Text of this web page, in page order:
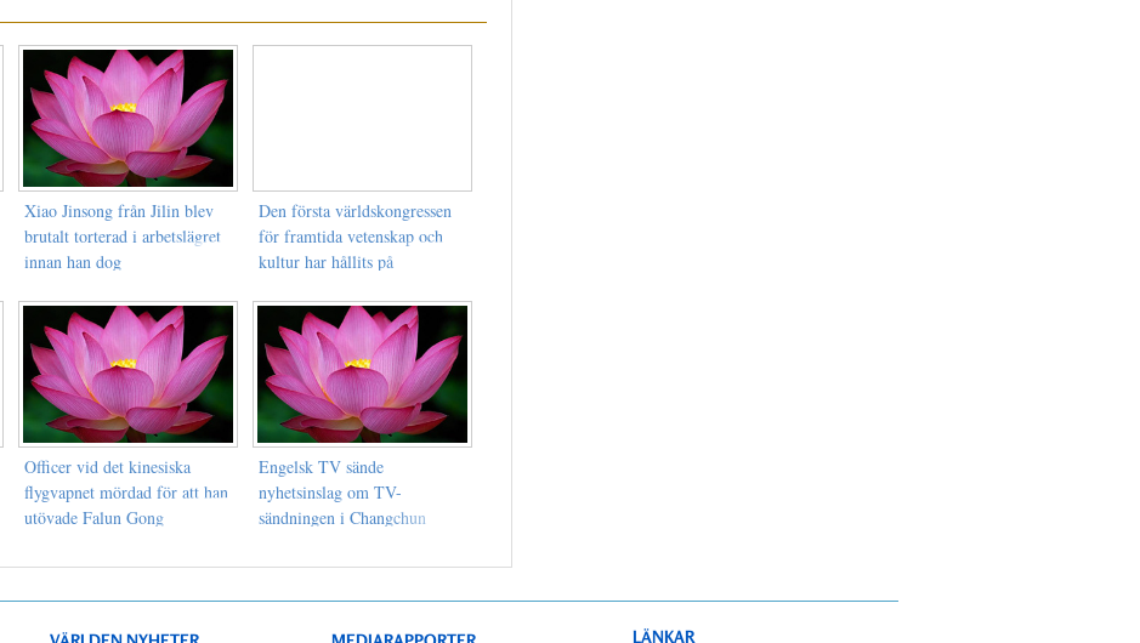
Xiao Jinsong från Jilin blev
brutalt torterad i arbetslägret
innan han dog
Den första världskongressen
för framtida vetenskap och
kultur har hållits på
England
Officer vid det kinesiska
flygvapnet mördad för att han
utövade Falun Gong
Engelsk TV sände
nyhetsinslag om TV-
sändningen i Changchun
LÄNKAR